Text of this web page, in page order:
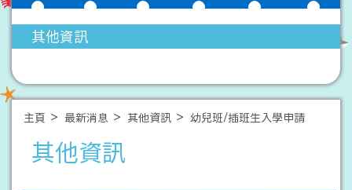
其他資訊
主頁 最新消息 其他資訊 幼兒班/插班生入學申請
其他資訊